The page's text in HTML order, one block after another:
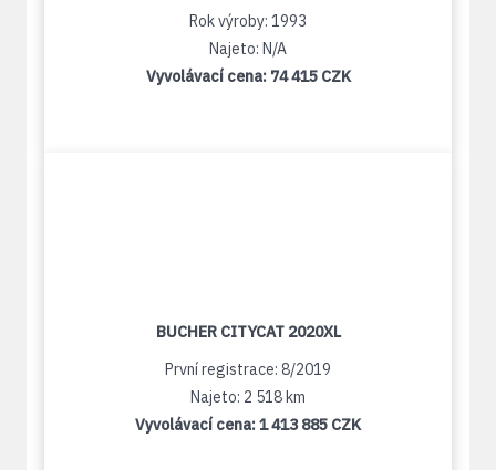
Rok výroby: 1993
Najeto: N/A
Vyvolávací cena: 74 415 CZK
BUCHER CITYCAT 2020XL
První registrace: 8/2019
Najeto: 2 518 km
Vyvolávací cena:1 413 885 CZK